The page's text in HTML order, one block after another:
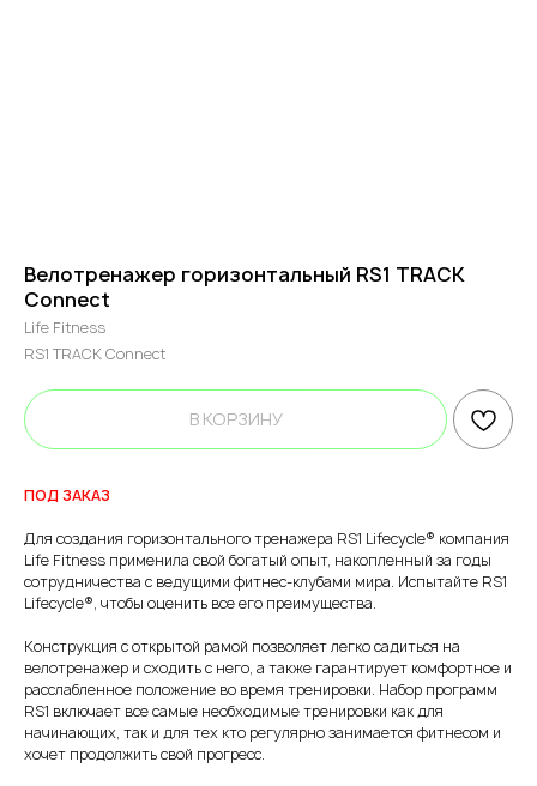
Велотренажер горизонтальный RS1 TRACK
Connect
Life Fitness
RS1 TRACK Connect
В КОРЗИНУ
ПОД ЗАКАЗ
Для создания горизонтального тренажера RS1 Lifecycle® компания
Life Fitness применила свой богатый опыт, накопленный за годы
сотрудничества с ведущими фитнес-клубами мира. Испытайте RS1
Lifecycle®, чтобы оценить все его преимущества.
Конструкция с открытой рамой позволяет легко садиться на
велотренажер и сходить с него, а также гарантирует комфортное и
расслабленное положение во время тренировки. Набор программ
RS1 включает все самые необходимые тренировки как для
начинающих, так и для тех кто регулярно занимается фитнесом и
хочет продолжить свой прогресс.